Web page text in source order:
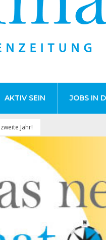
AKTIV SEIN JOBS IN
Jahr!